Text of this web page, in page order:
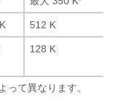
512 K
128 K
って異なります。